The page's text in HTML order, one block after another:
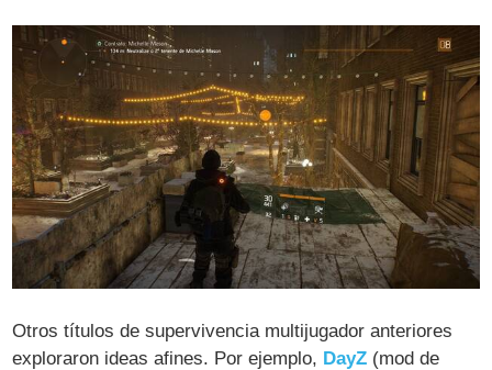
Otros títulos de supervivencia multijugador anteriores
exploraron ideas afines. Por ejemplo, DayZ (mod de